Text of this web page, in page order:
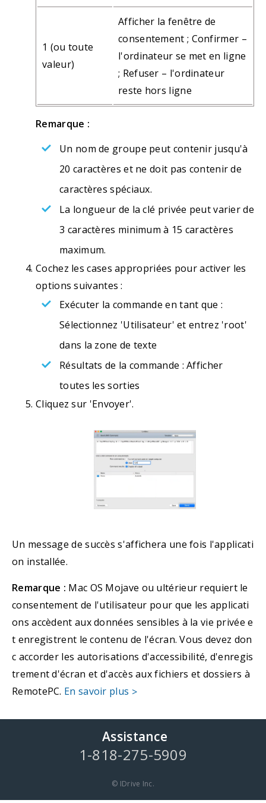
1 (ou toute
valeur)
Afficher la fenêtre de
consentement ; Confirmer –
l'ordinateur se met en ligne
; Refuser – l'ordinateur
reste hors ligne
Remarque :
Un nom de groupe peut contenir jusqu'à
20 caractères et ne doit pas contenir de
caractères spéciaux.
La longueur de la clé privée peut varier de
3 caractères minimum à 15 caractères
maximum.
Cochez les cases appropriées pour activer les
options suivantes :
Exécuter la commande en tant que :
Sélectionnez 'Utilisateur' et entrez 'root'
dans la zone de texte
Résultats de la commande : Afficher
toutes les sorties
Cliquez sur 'Envoyer'.
Un message de succès s'affichera une fois l'applicati
on installée.
Remarque : Mac OS Mojave ou ultérieur requiert le
consentement de l'utilisateur pour que les applicati
ons accèdent aux données sensibles à la vie privée e
t enregistrent le contenu de l'écran. Vous devez don
c accorder les autorisations d'accessibilité, d'enregis
trement d'écran et d'accès aux fichiers et dossiers à
RemotePC. En savoir plus >
Assistance
1-818-275-5909
© IDrive Inc.